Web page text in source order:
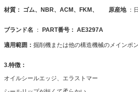
材質： ゴム、NBR、ACM、FKM、 原産地：
ブランド名 ： PART番号： AE3297A
適用範囲： 掘削機または他の構造機械のメインポ
3.特徴：
オイルシールエッジ、エラストマー